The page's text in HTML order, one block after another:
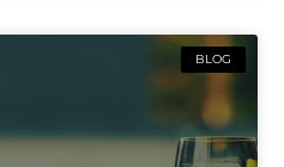
BLOG